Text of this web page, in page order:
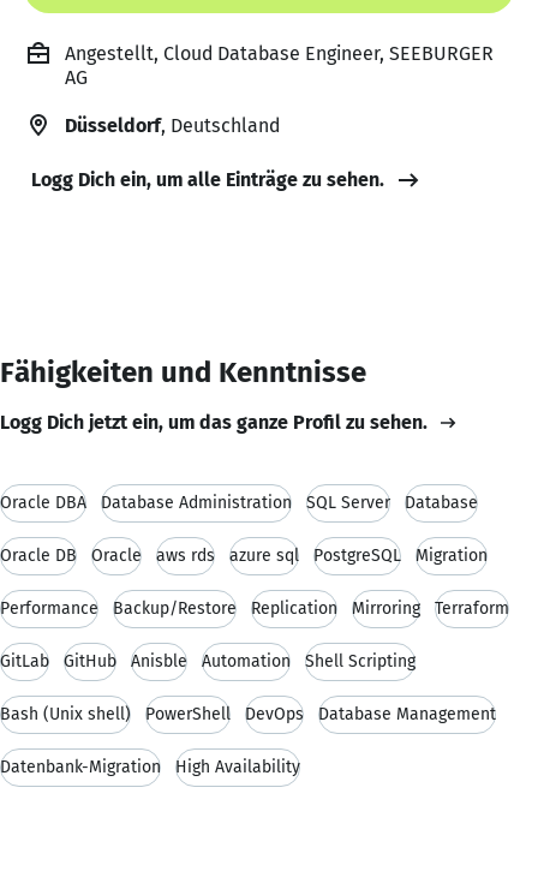
Angestellt, Cloud Database Engineer, SEEBURGER
AG
Düsseldorf, Deutschland
Logg Dich ein, um alle Einträge zu sehen.
Fähigkeiten und Kenntnisse
Logg Dich jetzt ein, um das ganze Profil zu sehen.
Oracle DBA Database Administration SQL Server Database
Oracle DB Oracle aws rds azure sql PostgreSQL Migration
Performance Backup/Restore Replication Mirroring Terraform
GitLab GitHub Anisble Automation Shell Scripting
Bash (Unix shell) PowerShell DevOps Database Management
Datenbank-Migration High Availability